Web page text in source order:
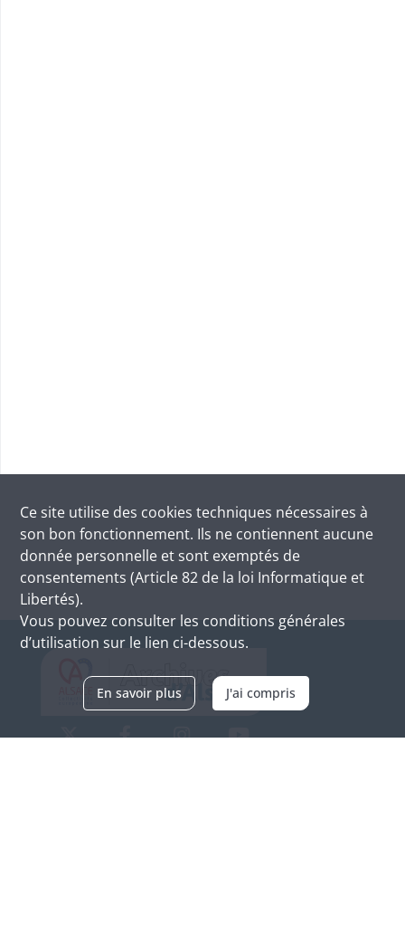
Ce site utilise des cookies techniques nécessaires à
son bon fonctionnement. Ils ne contiennent aucune
donnée personnelle et sont exemptés de
consentements (Article 82 de la loi Informatique et
Libertés).
Vous pouvez consulter les conditions générales
d’utilisation sur le lien ci-dessous.
En savoir plus J'ai compris